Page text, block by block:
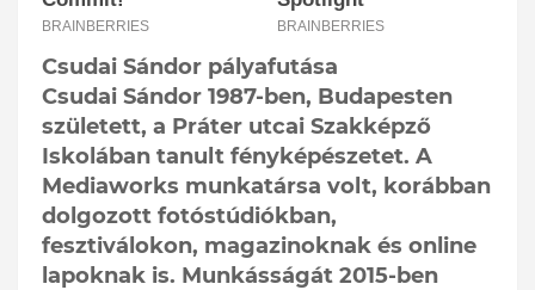
Csudai Sándor pályafutása
Csudai Sándor 1987-ben, Budapesten
született, a Práter utcai Szakképző
Iskolában tanult fényképészetet. A
Mediaworks munkatársa volt, korábban
dolgozott fotóstúdiókban,
fesztiválokon, magazinoknak és online
lapoknak is. Munkásságát 2015-ben